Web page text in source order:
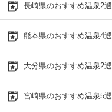
長崎県のおすすめ温泉2選
熊本県のおすすめ温泉4選
大分県のおすすめ温泉2選
宮崎県のおすすめ温泉5選